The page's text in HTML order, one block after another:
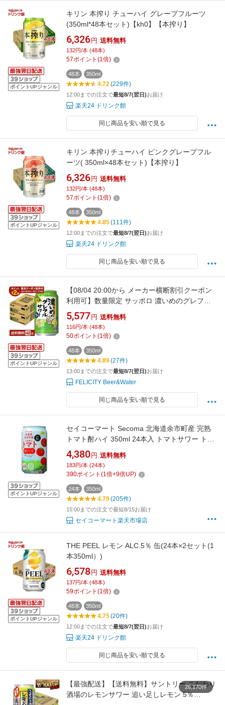
ポイントUPジャンル
キリン 本搾り チューハイ グレープフルーツ
(350ml*48本セット)【kh0】【本搾り】
6,326 円 送料無料
132円/本 (48本)
57ポイント (1倍)
48本 350ml
4.72(229件)
12:00までの注文で最短8/7(翌日)お届け
楽天24 ドリンク館
同じ商品を安い順で見る
ポイントUPジャンル
キリン 本搾りチューハイ ピンクグレープフル
ーツ( 350ml×48本セット)【本搾り】
6,326 円 送料無料
132円/本 (48本)
57ポイント (1倍)
48本 350ml
4.85(111件)
12:00までの注文で最短8/7(翌日)お届け
楽天24 ドリンク館
同じ商品を安い順で見る
ポイントUPジャンル
【08/04 20:00から メーカー横断割引クーポン
利用可】数量限定 サッポロ 濃いめのグレフル
サワー 350ml 缶 24本×2ケース（48本）【送料
無料（一部地域除く）】 チューハイ グレープ
フルーツ サッポロビール
5,577 円 送料無料
116円/本 (48本)
50ポイント (1倍)
48本 350ml
4.89(27件)
13:00までの注文で最短8/7(翌日)お届け
FELICITY Beer&Water
同じ商品を安い順で見る
ポイントUPジャンル
セイコーマート Secoma 北海道余市町産 完熟
トマト酎ハイ 350ml 24本入 トマトサワー トマ
トチューハイ 送料無料 ケース
4,380 円 送料無料
183円/本 (24本)
390ポイント (1倍+9倍UP)
24本 350ml
4.79(205件)
15:00までの注文で最短8/15お届け
セイコーマート楽天市場店
ポイントUPジャンル
THE PEEL レモン ALC.5％ 缶(24本×2セット(1
本350ml）)
6,578 円 送料無料
137円/本 (48本)
59ポイント (1倍)
48本 350ml
4.75(20件)
12:00までの注文で最短8/7(翌日)お届け
楽天24 ドリンク館
同じ商品を安い順で見る
【最強配送】【送料無料】サントリー こだわり
酒場のレモンサワー 追い足しレモン 5％
26,170件